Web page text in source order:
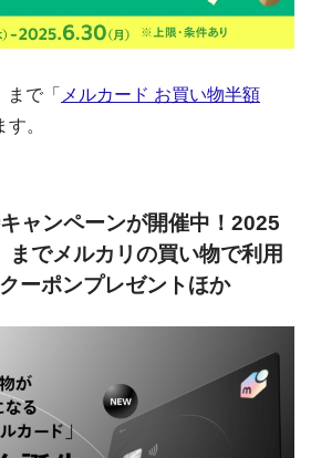
で「 メルカード お買い物半額
。
ャンペーンが開催中！2025
までメルカリの買い物で利用
ーポンプレゼントほか